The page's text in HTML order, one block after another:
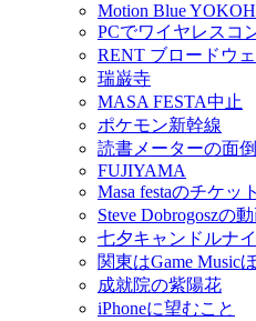
Motion Blue
PCでワイヤレスコ
RENT ブロードウ
瑞巌寺
MASA FESTA中止
ポケモン新幹線
読書メーターの面
FUJIYAMA
Masa festaのチケッ
Steve Dobrogoszの
七夕キャンドルナ
関東はGame Music
成就院の紫陽花
iPhoneに望むこと